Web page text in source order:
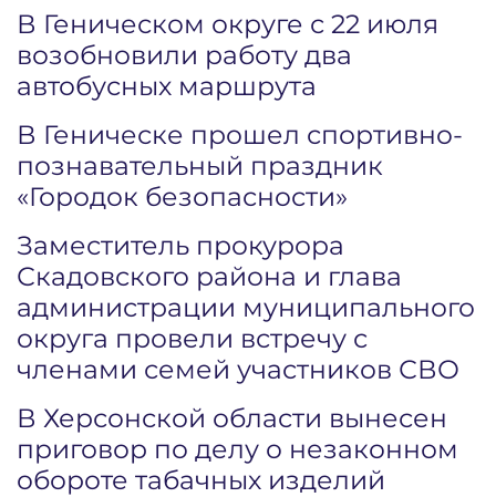
В Геническом округе с 22 июля
возобновили работу два
автобусных маршрута
В Геническе прошел спортивно-
познавательный праздник
«Городок безопасности»
Заместитель прокурора
Скадовского района и глава
администрации муниципального
округа провели встречу с
членами семей участников СВО
В Херсонской области вынесен
приговор по делу о незаконном
обороте табачных изделий